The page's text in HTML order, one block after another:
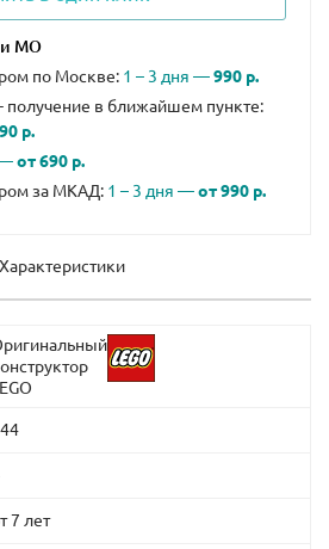
по Москве: 1 – 3 дня —990 р.
получение в ближайшем пункте:
р.
—от 690 р.
за МКАД: 1 – 3 дня —от 990 р.
Характеристики
7 лет